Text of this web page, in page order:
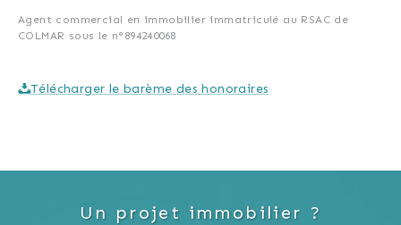
Agent commercial en immobilier immatriculé au RSAC de
COLMAR sous le n°894240068
Télécharger le barème des honoraires
Un projet immobilier ?